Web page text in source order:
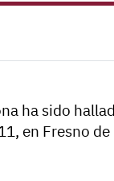
ha sido
en Fresno